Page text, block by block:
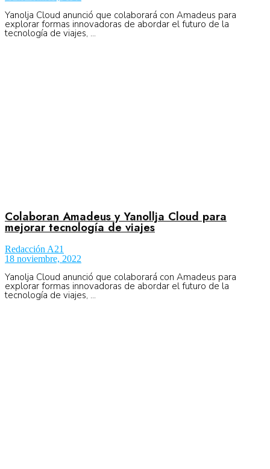
Yanolja Cloud anunció que colaborará con Amadeus para
explorar formas innovadoras de abordar el futuro de la
tecnología de viajes, ...
Colaboran Amadeus y Yanollja Cloud para
mejorar tecnología de viajes
Redacción A21
18 noviembre, 2022
Yanolja Cloud anunció que colaborará con Amadeus para
explorar formas innovadoras de abordar el futuro de la
tecnología de viajes, ...